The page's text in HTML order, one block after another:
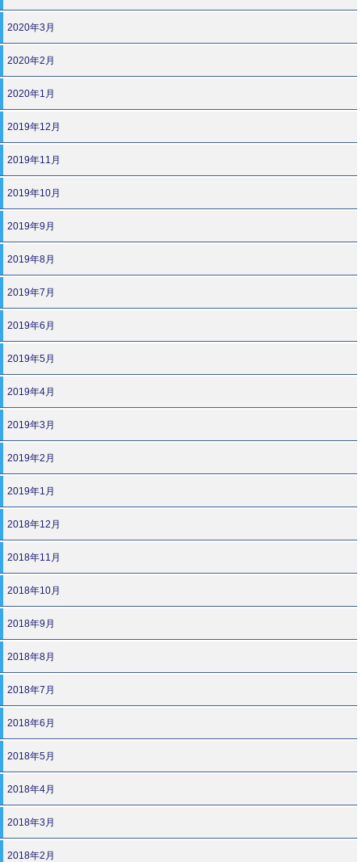
2020年3月
2020年2月
2020年1月
2019年12月
2019年11月
2019年10月
2019年9月
2019年8月
2019年7月
2019年6月
2019年5月
2019年4月
2019年3月
2019年2月
2019年1月
2018年12月
2018年11月
2018年10月
2018年9月
2018年8月
2018年7月
2018年6月
2018年5月
2018年4月
2018年3月
2018年2月